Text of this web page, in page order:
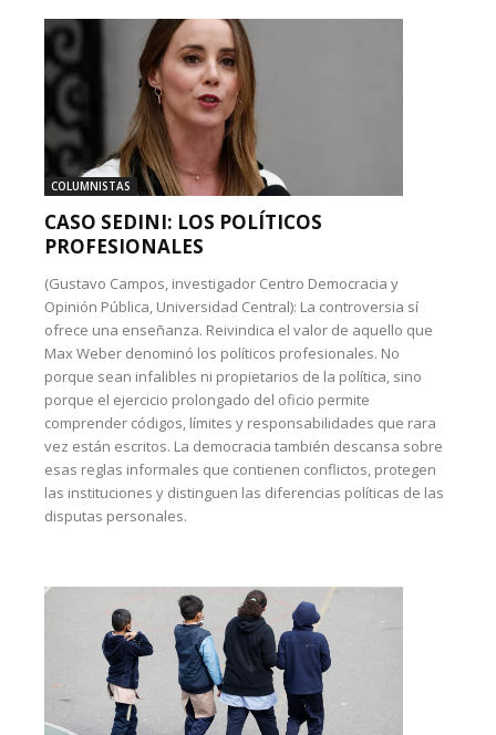
COLUMNISTAS
CASO SEDINI: LOS POLÍTICOS
PROFESIONALES
(Gustavo Campos, investigador Centro Democracia y
Opinión Pública, Universidad Central): La controversia sí
ofrece una enseñanza. Reivindica el valor de aquello que
Max Weber denominó los políticos profesionales. No
porque sean infalibles ni propietarios de la política, sino
porque el ejercicio prolongado del oficio permite
comprender códigos, límites y responsabilidades que rara
vez están escritos. La democracia también descansa sobre
esas reglas informales que contienen conflictos, protegen
las instituciones y distinguen las diferencias políticas de las
disputas personales.